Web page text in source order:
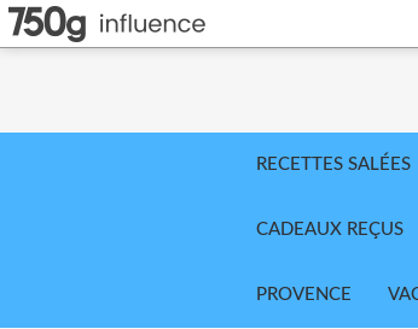
RECETTES SALÉES
CADEAUX REÇUS
PROVENCE